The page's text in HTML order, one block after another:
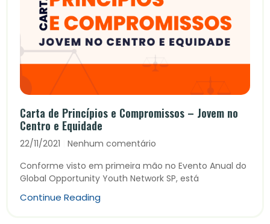
Carta de Princípios e Compromissos – Jovem no
Centro e Equidade
22/11/2021
Nenhum comentário
Conforme visto em primeira mão no Evento Anual do
Global Opportunity Youth Network SP, está
Continue Reading